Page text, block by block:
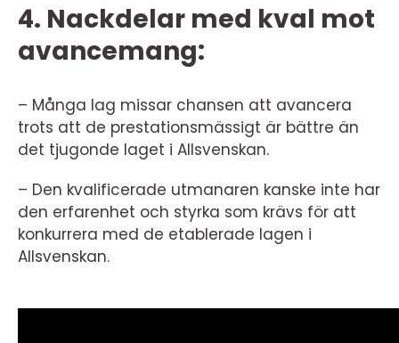
4. Nackdelar med kval mot
avancemang:
– Många lag missar chansen att avancera
trots att de prestationsmässigt är bättre än
det tjugonde laget i Allsvenskan.
– Den kvalificerade utmanaren kanske inte har
den erfarenhet och styrka som krävs för att
konkurrera med de etablerade lagen i
Allsvenskan.